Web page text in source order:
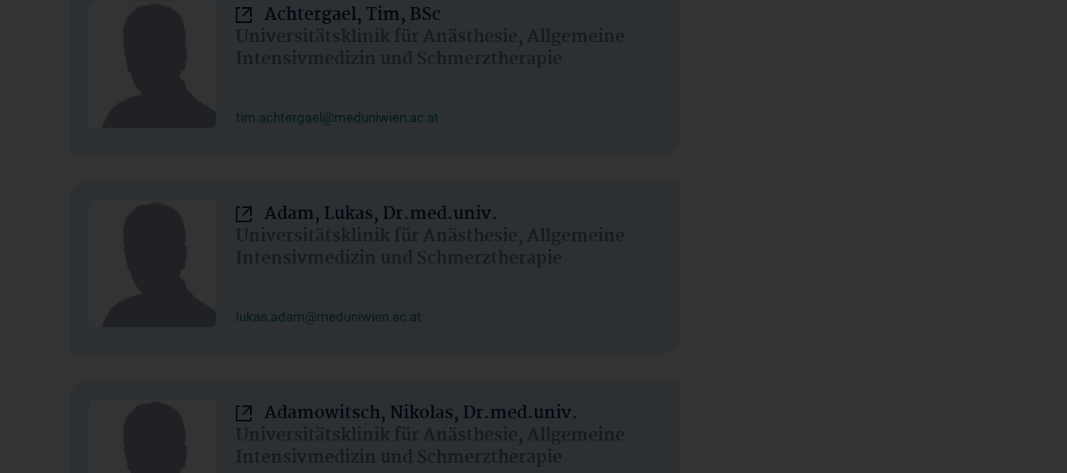
Achtergael, Tim, BSc
Universitätsklinik für Anästhesie, Allgemeine
Intensivmedizin und Schmerztherapie
tim.achtergael@meduniwien.ac.at
Adam, Lukas, Dr.med.univ.
Universitätsklinik für Anästhesie, Allgemeine
Intensivmedizin und Schmerztherapie
lukas.adam@meduniwien.ac.at
Adamowitsch, Nikolas, Dr.med.univ.
Universitätsklinik für Anästhesie, Allgemeine
Intensivmedizin und Schmerztherapie